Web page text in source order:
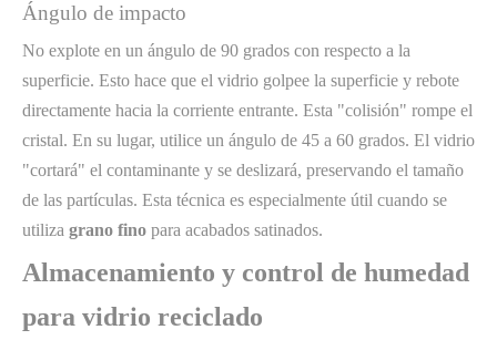
Ángulo de impacto
No explote en un ángulo de 90 grados con respecto a la
superficie. Esto hace que el vidrio golpee la superficie y rebote
directamente hacia la corriente entrante. Esta "colisión" rompe el
cristal. En su lugar, utilice un ángulo de 45 a 60 grados. El vidrio
"cortará" el contaminante y se deslizará, preservando el tamaño
de las partículas. Esta técnica es especialmente útil cuando se
utiliza grano fino para acabados satinados.
Almacenamiento y control de humedad
para vidrio reciclado